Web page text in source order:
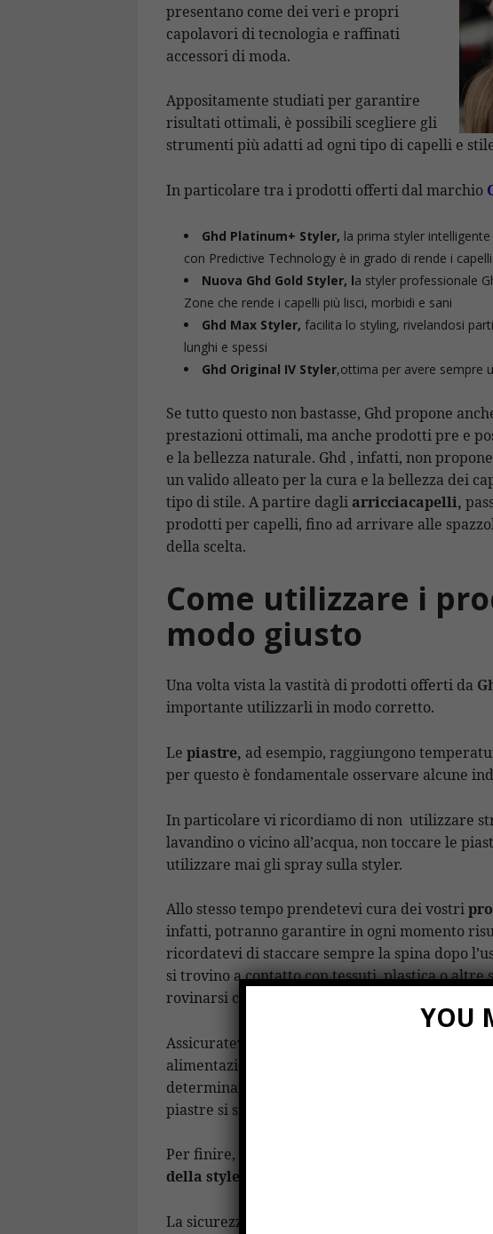
presentano come dei veri e propri
capolavori di tecnologia e raffinati
accessori di moda.
Appositamente studiati per garantire
risultati ottimali, è possibili scegliere gli
strumenti più adatti ad ogni tipo di capelli e
In particolare tra i prodotti offerti dal marchio
Ghd Platinum+ Styler, la prima styler
con Predictive Technology è in grado di rende i
Nuova Ghd Gold Styler, la styler professionale
Zone che rende i capelli più lisci, morbidi e sani
Ghd Max Styler, facilita lo styling, rivelandosi
lunghi e spessi
Ghd Original IV Styler,ottima per avere sempre
Se tutto questo non bastasse, Ghd propone
prestazioni ottimali, ma anche prodotti pre e
e la bellezza naturale. Ghd , infatti, non
un valido alleato per la cura e la bellezza dei
tipo di stile. A partire dagli arricciacapelli,
prodotti per capelli, fino ad arrivare alle
della scelta.
Come utilizzare i
modo giusto
Una volta vista la vastità di prodotti offerti da
importante utilizzarli in modo corretto.
Le piastre, ad esempio, raggiungono
per questo è fondamentale osservare alcune
In particolare vi ricordiamo di non utilizzare
lavandino o vicino all’acqua, non toccare le
utilizzare mai gli spray sulla styler.
Allo stesso tempo prendetevi cura dei vostri
infatti, potranno garantire in ogni momento
ricordatevi di staccare sempre la spina dopo
si trovino a contatto con tessuti, plastica o
rovinarsi con il calore.
Assicuratevi che le piastre calde non entrino in
alimentazione, in quanto potrebbero
determinare folgorazioni. Prima di
piastre si siano raffreddate.
Per finire, non avvolgere il cavo di
della styler
in quanto rischiereste di
La sicurezza, d’altronde, viene sempre prima
YOU